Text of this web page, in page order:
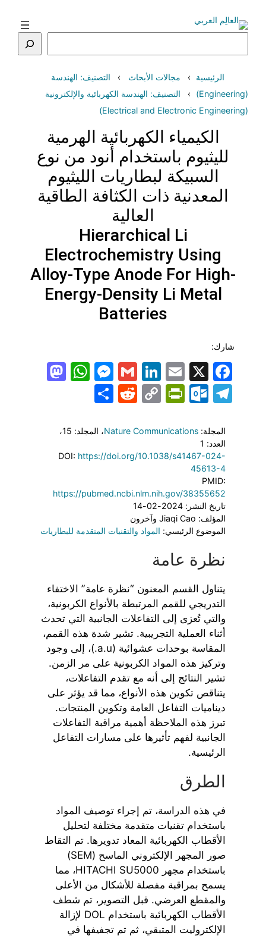
المحتوى
الرئيسية مجالات الأبحاث
التصنيف: الهندسة
(Engineering)
التصنيف: الهندسة الكهربائية والإلكترونية
(Electrical and Electronic Engineering)
الكيمياء الكهربائية الهرمية
لليثيوم باستخدام أنود من نوع
السبيكة لبطاريات الليثيوم
المعدنية ذات الكثافة الطاقية
العالية
Hierarchical Li
Electrochemistry Using
Alloy-Type Anode For High-
Energy-Density Li Metal
Batteries
شارك:
Facebook
X
Email
LinkedIn
Gmail
Telegram
Outlook.com
PrintFriendly
Copy
Reddit
Share
المجلة: Nature Communications، المجلد: 15
،
العدد: 1
DOI: https://doi.org/10.1038/s41467-024-
45613-4
PMID:
https://pubmed.ncbi.nlm.nih.gov/38355652
تاريخ النشر: 2024-02-14
المؤلف: Jiaqi Cao وآخرون
الموضوع الرئيسي: المواد والتقنيات المتقدمة للبطاريات
نظرة عامة
يتناول القسم المعنون “نظرة عامة” الاختفاء
التدريجي للقمم المرتبطة بالأنواع الكربونية،
والتي تُعزى إلى التفاعلات الجانبية التي تحدث
أثناء العملية التجريبية. تشير شدة هذه القمم،
المقاسة بوحدات عشوائية (a.u.)، إلى وجود
وتركيز هذه المواد الكربونية على مر الزمن.
تشير النتائج إلى أنه مع تقدم التفاعلات،
يتناقص تكوين هذه الأنواع، مما قد يؤثر على
ديناميات التفاعل العامة وتكوين المنتجات.
تبرز هذه الملاحظة أهمية مراقبة التفاعلات
الجانبية لفهم تأثيرها على مسارات التفاعل
الرئيسية.
الطرق
في هذه الدراسة، تم إجراء توصيف المواد
باستخدام تقنيات متقدمة مختلفة لتحليل
الأقطاب الكهربائية المعاد تدويرها. تم التقاط
صور المجهر الإلكتروني الماسح (SEM)
باستخدام مجهر HITACHI SU5000، مما
يسمح بمراقبة مفصلة للأشكال من الأعلى
والمقطع العرضي. قبل التصوير، تم شطف
الأقطاب الكهربائية باستخدام DOL لإزالة
الإلكتروليت المتبقي، ثم تم تجفيفها في